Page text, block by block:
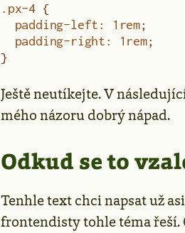
.px-4 {
  padding-left
: 1 rem;
  padding-right
: 1 rem;
}
Ještě neutíkejte. V
mého názoru dobrý nápad.
Odkud se to
Tenhle text chci napsat už
frontendisty tohle téma řeší.